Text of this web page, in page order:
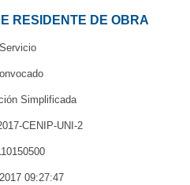
RESIDENTE DE OBRA
Servicio
Simplificada
CENIP-UNI-2
09:27:47